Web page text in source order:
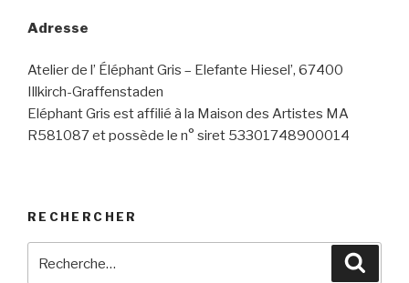
Adresse
Atelier de l’ Éléphant Gris – Elefante Hiesel’, 67400
Illkirch-Graffenstaden
Eléphant Gris est affilié à la Maison des Artistes MA
R581087 et possède le n° siret 53301748900014
RECHERCHER
pour